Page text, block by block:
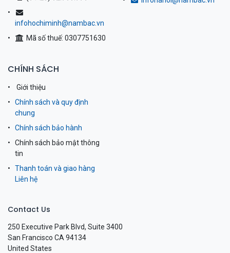
infohochiminh@nambac.vn
Mã số thuế: 0307751630
CHÍNH SÁCH
Giới thiệu
Chính sách và quy định
chung
Chính sách bảo hành
Chính sách bảo mật thông
tin
Thanh toán và giao hàng
Liên hệ
Contact Us
250 Executive Park Blvd, Suite 3400
San Francisco CA 94134
United States